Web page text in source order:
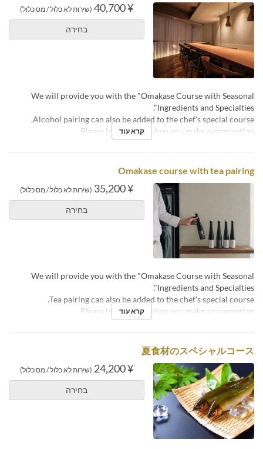
¥ 40,700 (שירות לא כלול / מס כלול)
בחירה
We will provide you with the "Omakase Course with Seasonal
Ingredients and Specialties".
Alcohol pairing can also be added to the chef's special course.
Please let us know when you make a reservation.
קרא עוד
Omakase course with tea pairing
¥ 35,200 (שירות לא כלול / מס כלול)
בחירה
We will provide you with the "Omakase Course with Seasonal
Ingredients and Specialties".
Tea pairing can also be added to the chef's special course.
Please let us know when you make a reservation.
קרא עוד
夏食材のスペシャルコース
¥ 24,200 (שירות לא כלול / מס כלול)
בחירה